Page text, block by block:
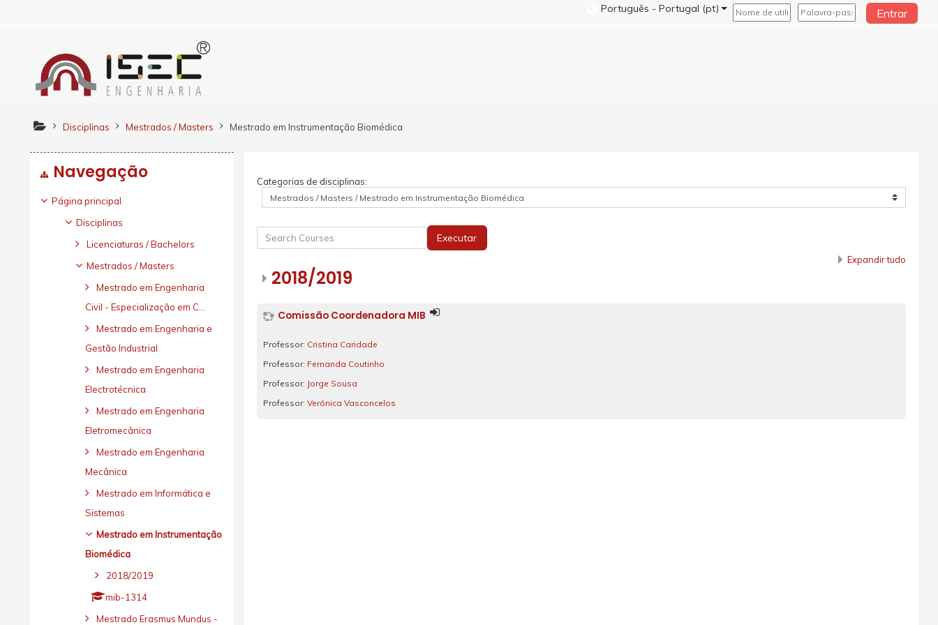
Português - Portugal ‎(pt)‎ Entrar
Disciplinas Mestrados / Masters Mestrado em Instrumentação Biomédica
Categorias de disciplinas:
Search Courses Executar
Expandir tudo
2018/2019
Comissão Coordenadora MIB
Professor: Cristina Caridade
Professor: Fernanda Coutinho
Professor: Jorge Sousa
Professor:Verónica Vasconcelos
Navegação
Página principal
Disciplinas
Licenciaturas / Bachelors
Mestrados / Masters
Mestrado em Engenharia
Civil - Especialização em C...
Mestrado em Engenharia e
Gestão Industrial
Mestrado em Engenharia
Electrotécnica
Mestrado em Engenharia
Eletromecânica
Mestrado em Engenharia
Mecânica
Mestrado em Informática e
Sistemas
Mestrado em Instrumentação
Biomédica
2018/2019
mib-1314
Mestrado Erasmus Mundus -